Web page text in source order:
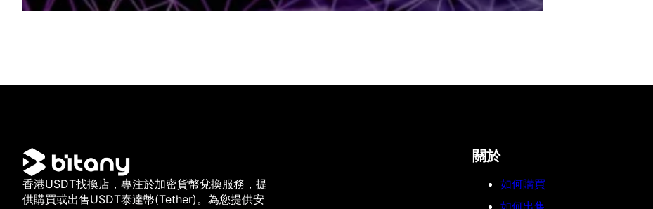
香港USDT找換店，專注於加密貨幣兌換服務，提
供購買或出售USDT泰達幣(Tether)。為您提供安
關於
如何購買
如何出售